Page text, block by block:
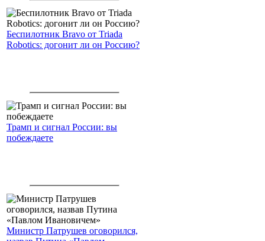
Беспилотник Bravo от Triada
Robotics: догонит ли он Россию?
Трамп и сигнал России: вы
побеждаете
Министр Патрушев оговорился,